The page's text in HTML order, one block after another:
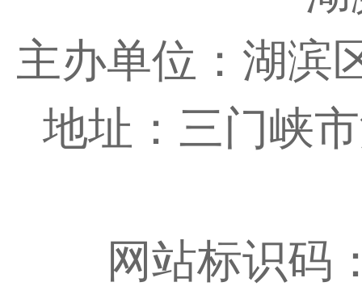
主办单位：湖滨
地址：三门峡
网站标识码